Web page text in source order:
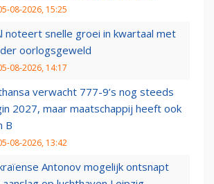
08-2026, 15:25
noteert snelle groei in kwartaal met
oorlogsgeweld
08-2026, 14:17
verwacht 777-9’s nog steeds
2027, maar maatschappij heeft ook
B
08-2026, 13:42
Antonov mogelijk ontsnapt